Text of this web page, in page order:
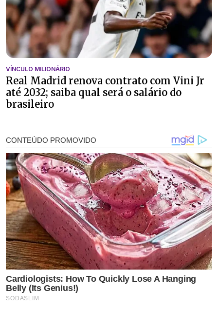
VÍNCULO MILIONÁRIO
Real Madrid renova contrato com Vini Jr
até 2032; saiba qual será o salário do
brasileiro